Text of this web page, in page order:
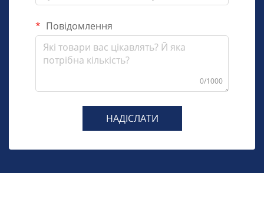
Повідомлення
0/1000
НАДІСЛАТИ